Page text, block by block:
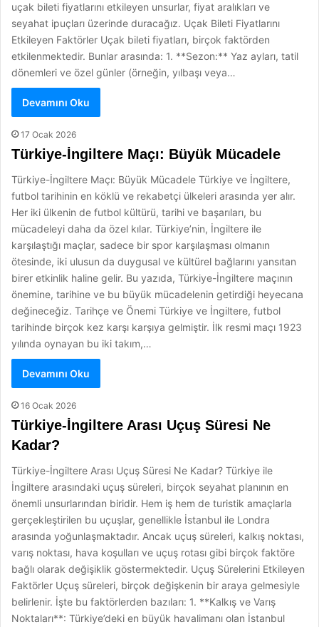
uçak bileti fiyatlarını etkileyen unsurlar, fiyat aralıkları ve
seyahat ipuçları üzerinde duracağız. Uçak Bileti Fiyatlarını
Etkileyen Faktörler Uçak bileti fiyatları, birçok faktörden
etkilenmektedir. Bunlar arasında: 1. **Sezon:** Yaz ayları, tatil
dönemleri ve özel günler (örneğin, yılbaşı veya…
Devamını Oku
17 Ocak 2026
Türkiye-İngiltere Maçı: Büyük Mücadele
Türkiye-İngiltere Maçı: Büyük Mücadele Türkiye ve İngiltere,
futbol tarihinin en köklü ve rekabetçi ülkeleri arasında yer alır.
Her iki ülkenin de futbol kültürü, tarihi ve başarıları, bu
mücadeleyi daha da özel kılar. Türkiye’nin, İngiltere ile
karşılaştığı maçlar, sadece bir spor karşılaşması olmanın
ötesinde, iki ulusun da duygusal ve kültürel bağlarını yansıtan
birer etkinlik haline gelir. Bu yazıda, Türkiye-İngiltere maçının
önemine, tarihine ve bu büyük mücadelenin getirdiği heyecana
değineceğiz. Tarihçe ve Önemi Türkiye ve İngiltere, futbol
tarihinde birçok kez karşı karşıya gelmiştir. İlk resmi maçı 1923
yılında oynayan bu iki takım,…
Devamını Oku
16 Ocak 2026
Türkiye-İngiltere Arası Uçuş Süresi Ne
Kadar?
Türkiye-İngiltere Arası Uçuş Süresi Ne Kadar? Türkiye ile
İngiltere arasındaki uçuş süreleri, birçok seyahat planının en
önemli unsurlarından biridir. Hem iş hem de turistik amaçlarla
gerçekleştirilen bu uçuşlar, genellikle İstanbul ile Londra
arasında yoğunlaşmaktadır. Ancak uçuş süreleri, kalkış noktası,
varış noktası, hava koşulları ve uçuş rotası gibi birçok faktöre
bağlı olarak değişiklik göstermektedir. Uçuş Sürelerini Etkileyen
Faktörler Uçuş süreleri, birçok değişkenin bir araya gelmesiyle
belirlenir. İşte bu faktörlerden bazıları: 1. **Kalkış ve Varış
Noktaları**: Türkiye’deki en büyük havalimanı olan İstanbul